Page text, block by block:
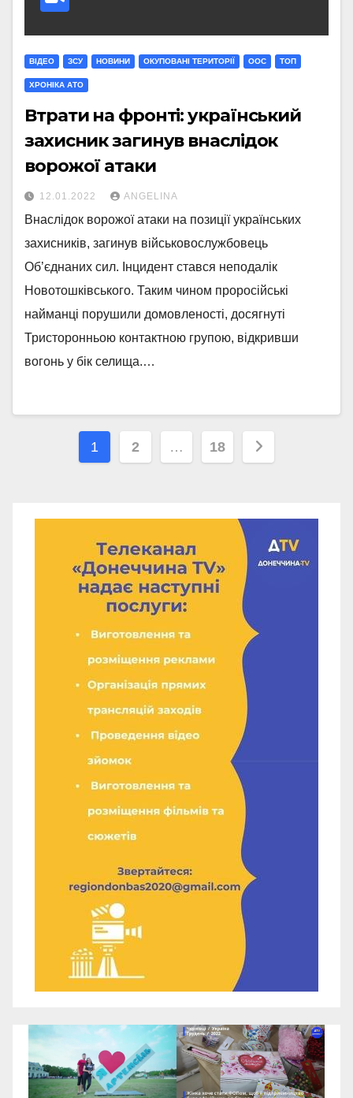
ВІДЕО ЗСУ НОВИНИ ОКУПОВАНІ ТЕРИТОРІЇ ООС ТОП
ХРОНІКА АТО
Втрати на фронті: український
захисник загинув внаслідок
ворожої атаки
12.01.2022 ANGELINA
Внаслідок ворожої атаки на позиції українських
захисників, загинув військовослужбовець
Об’єднаних сил. Інцидент стався неподалік
Новотошківського. Таким чином проросійські
найманці порушили домовленості, досягнуті
Тристоронньою контактною групою, відкривши
вогонь у бік селища.…
Навігація
1 2 … 18